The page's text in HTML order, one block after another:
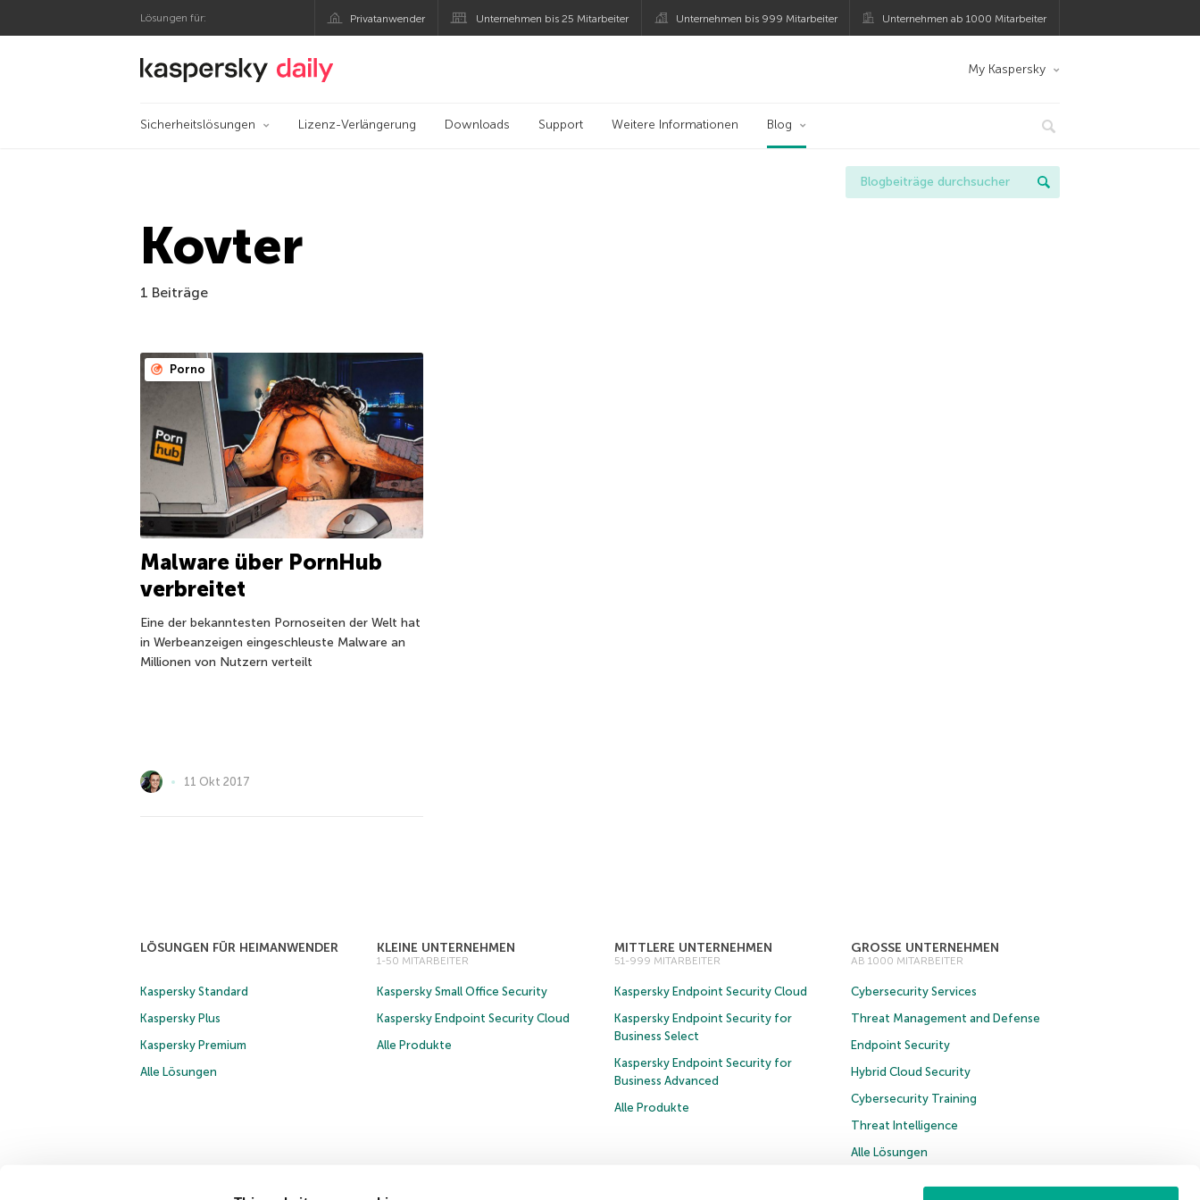
Lösungen für: Privatanwender Unternehmen bis 25 Mitarbeiter Unternehmen bis 999 Mitarbeiter Unternehmen ab 1000 Mitarbeiter
Offizieller Blog von Kaspersky My Kaspersky
Sicherheitslösungen Lizenz-Verlängerung Downloads Support Weitere Informationen Blog
Kovter
1 Beiträge
Porno
Malware über PornHub
verbreitet
Eine der bekanntesten Pornoseiten der Welt hat
in Werbeanzeigen eingeschleuste Malware an
Millionen von Nutzern verteilt
11 Okt 2017
LÖSUNGEN FÜR HEIMANWENDER
Kaspersky Standard
Kaspersky Plus
Kaspersky Premium
Alle Lösungen
KLEINE UNTERNEHMEN
1-50 MITARBEITER
Kaspersky Small Office Security
Kaspersky Endpoint Security Cloud
Alle Produkte
MITTLERE UNTERNEHMEN
51-999 MITARBEITER
Kaspersky Endpoint Security Cloud
Kaspersky Endpoint Security for
Business Select
Kaspersky Endpoint Security for
Business Advanced
Alle Produkte
GROSSE UNTERNEHMEN
AB 1000 MITARBEITER
Cybersecurity Services
Threat Management and Defense
Endpoint Security
Hybrid Cloud Security
Cybersecurity Training
Threat Intelligence
Alle Lösungen